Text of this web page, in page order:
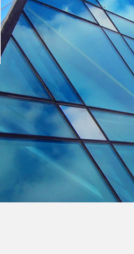
复制网址
打印